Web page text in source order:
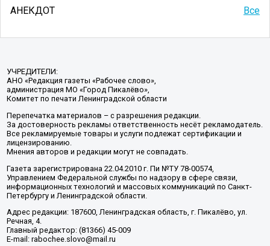
АНЕКДОТ Все
УЧРЕДИТЕЛИ:
АНО «Редакция газеты «Рабочее слово»,
администрация МО «Город Пикалёво»,
Комитет по печати Ленинградской области
Перепечатка материалов – с разрешения редакции.
За достоверность рекламы ответственность несёт рекламодатель.
Все рекламируемые товары и услуги подлежат сертификации и
лицензированию.
Мнения авторов и редакции могут не совпадать.
Газета зарегистрирована 22.04.2010 г. Пи №ТУ 78-00574,
Управлением Федеральной службы по надзору в сфере связи,
информационных технологий и массовых коммуникаций по Санкт-
Петербургу и Ленинградской области.
Адрес редакции: 187600, Ленинградская область, г. Пикалёво, ул.
Речная, 4.
Главный редактор: (81366) 45-009
E-mail: rabochee.slovo@mail.ru